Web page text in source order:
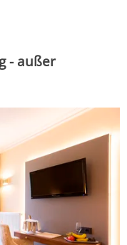
- außer